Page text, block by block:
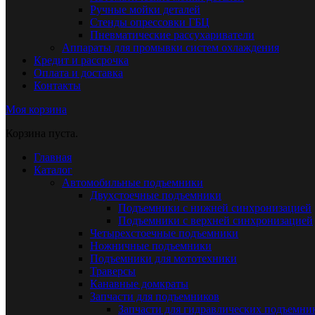
Ручные мойки деталей
Стенды опрессовки ГБЦ
Пневматические рассухариватели
Аппараты для промывки систем охлаждения
Кредит и рассрочка
Оплата и доставка
Контакты
Моя корзина
Корзина пуста.
Главная
Каталог
Автомобильные подъемники
Двухстоечные подъемники
Подъемники с нижней синхронизацией
Подъемники с верхней синхронизацией
Четырехстоечные подъемники
Ножничные подъемники
Подъемники для мототехники
Траверсы
Канавные домкраты
Запчасти для подъемников
Запчасти для гидравлических